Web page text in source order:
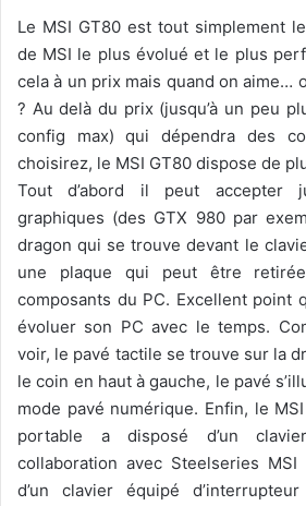
Le MSI GT80 est tout simplement
de MSI le plus évolué et le plus
cela à un prix mais quand on aime…
? Au delà du prix (jusqu’à un peu
config max) qui dépendra des
choisirez, le MSI GT80 dispose de
Tout d’abord il peut accepter
graphiques (des GTX 980 par
dragon qui se trouve devant le
une plaque qui peut être
composants du PC. Excellent point
évoluer son PC avec le temps.
voir, le pavé tactile se trouve sur la
le coin en haut à gauche, le pavé
mode pavé numérique. Enfin, le
portable a disposé d’un
collaboration avec Steelseries
d’un clavier équipé